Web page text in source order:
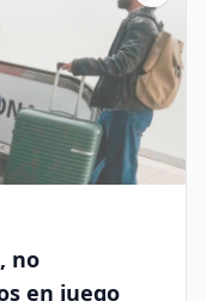
no
en juego